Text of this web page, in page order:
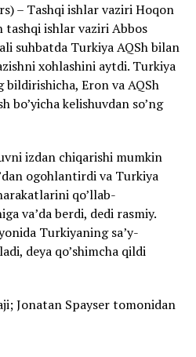
– Tashqi ishlar vaziri Hoqon
tashqi ishlar vaziri Abbos
suhbatda Turkiya AQSh bilan
xohlashini aytdi. Turkiya
Eron va AQSh
bo’yicha kelishuvdan so’ng
izdan chiqarishi mumkin
ogohlantirdi va Turkiya
qo’llab-
va’da berdi, dedi rasmiy.
Turkiyaning sa’y-
deya qo’shimcha qildi
Jonatan Spayser tomonidan